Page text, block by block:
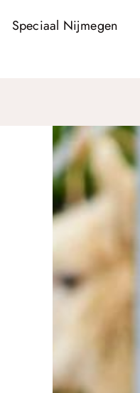
Speciaal Nijmegen